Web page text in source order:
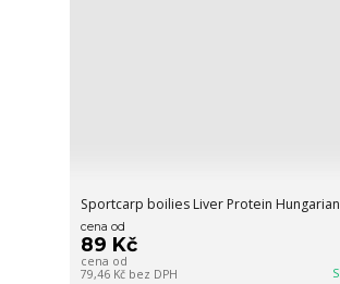
Sportcarp boilies Liver Protein
cena od
89 Kč
cena od
79,46 Kč bez DPH